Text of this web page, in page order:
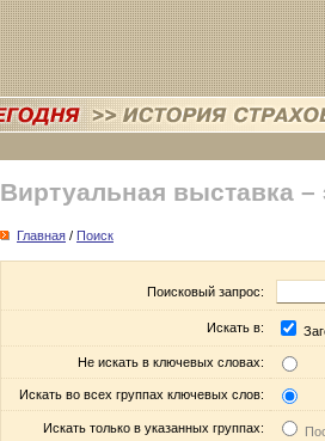
Виртуальная выставка –
Главная / Поиск
Поисковый запрос:
Искать в:
Не искать в ключевых словах:
Искать во всех группах ключевых слов:
Искать только в указанных группах: